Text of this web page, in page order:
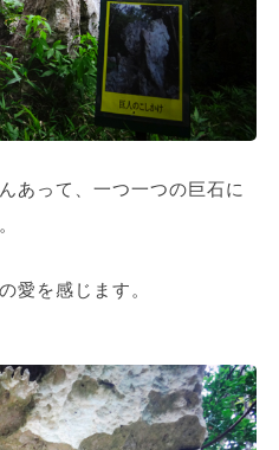
あって、一つ一つの巨石に
愛を感じます。